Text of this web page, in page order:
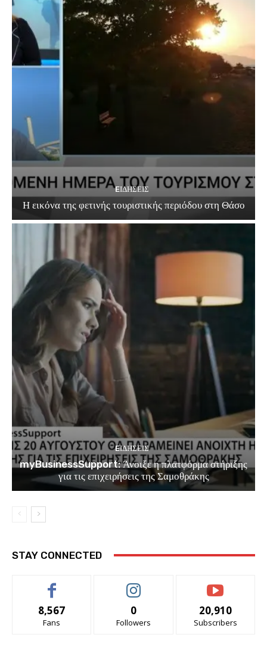
EΙΔΗΣΕΙΣ
Η εικόνα της φετινής τουριστικής περιόδου στη Θάσο
EΙΔΗΣΕΙΣ
myBusinessSupport: Άνοιξε η πλατφόρμα στήριξης
για τις επιχειρήσεις της Σαμοθράκης
STAY CONNECTED
8,567
Fans
0
Followers
20,910
Subscribers